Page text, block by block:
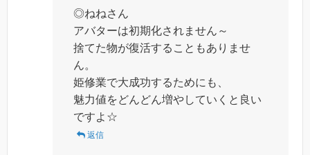
◎ねねさん
アバターは初期化されません～
捨てた物が復活することもありませ
ん。
姫修業で大成功するためにも、
魅力値をどんどん増やしていくと良い
ですよ☆
返信